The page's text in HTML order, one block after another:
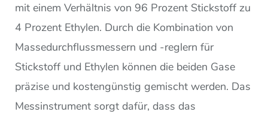
mit einem Verhältnis von 96 Prozent Stickstoff zu
4 Prozent Ethylen. Durch die Kombination von
Massedurchflussmessern und -reglern für
Stickstoff und Ethylen können die beiden Gase
präzise und kostengünstig gemischt werden. Das
Messinstrument sorgt dafür, dass das